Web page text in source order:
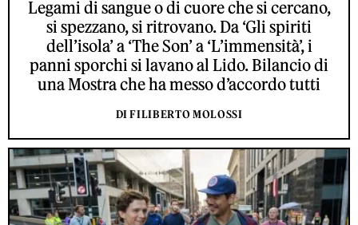
Legami di sangue o di cuore che si cercano,
si spezzano, si ritrovano. Da ‘Gli spiriti
dell’isola’ a ‘The Son’ a ‘L’immensità’, i
panni sporchi si lavano al Lido. Bilancio di
una Mostra che ha messo d’accordo tutti
DI FILIBERTO MOLOSSI